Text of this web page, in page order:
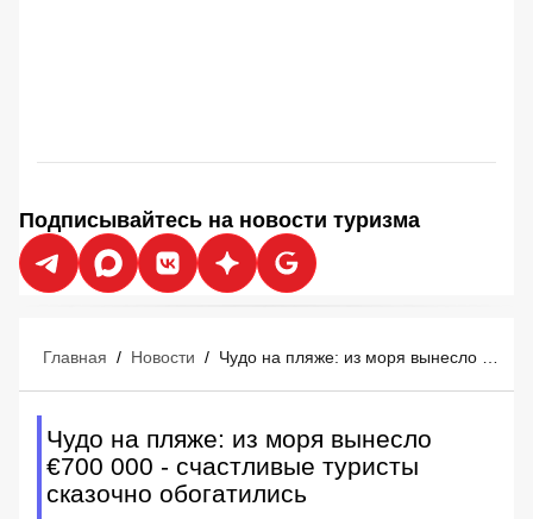
Подписывайтесь на новости туризма
Главная / Новости /
Чудо на пляже: из моря вынесло
€700 000 - счастливые туристы
сказочно обогатились